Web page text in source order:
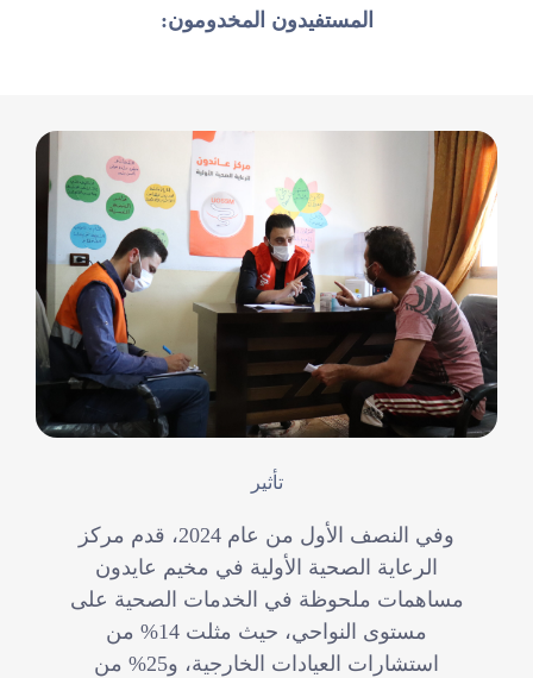
المستفيدون المخدومون:
تأثير
وفي النصف الأول من عام 2024، قدم مركز
الرعاية الصحية الأولية في مخيم عايدون
مساهمات ملحوظة في الخدمات الصحية على
مستوى النواحي، حيث مثلت 14% من
استشارات العيادات الخارجية، و25% من